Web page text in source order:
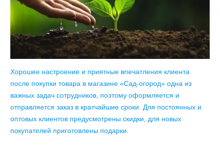
Хорошее настроение и приятные впечатления клиента
после покупки товара в магазине «Сад-огород» одна из
важных задач сотрудников, поэтому оформляется и
отправляется заказ в кратчайшие сроки. Для постоянных и
оптовых клиентов предусмотрены скидки, для новых
покупателей приготовлены подарки.